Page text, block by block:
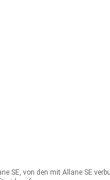
SE, von den mit Allane SE